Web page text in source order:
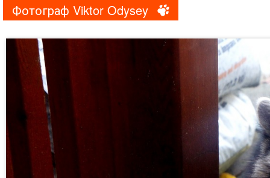
Фотограф Viktor Odysey